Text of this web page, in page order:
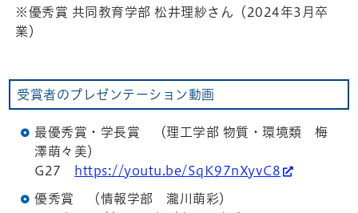
※優秀賞 共同教育学部 松井理紗さん（2024年3月卒
業）
受賞者のプレゼンテーション動画
最優秀賞・学長賞 （理工学部 物質・環境類 梅
澤萌々美）
G27
https://youtu.be/SqK97nXyvC8
優秀賞 （情報学部 瀧川萌彩）